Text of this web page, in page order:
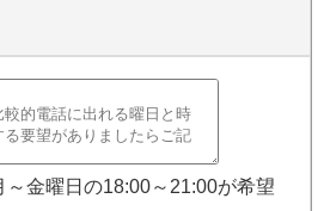
金曜日の18:00～21:00が希望